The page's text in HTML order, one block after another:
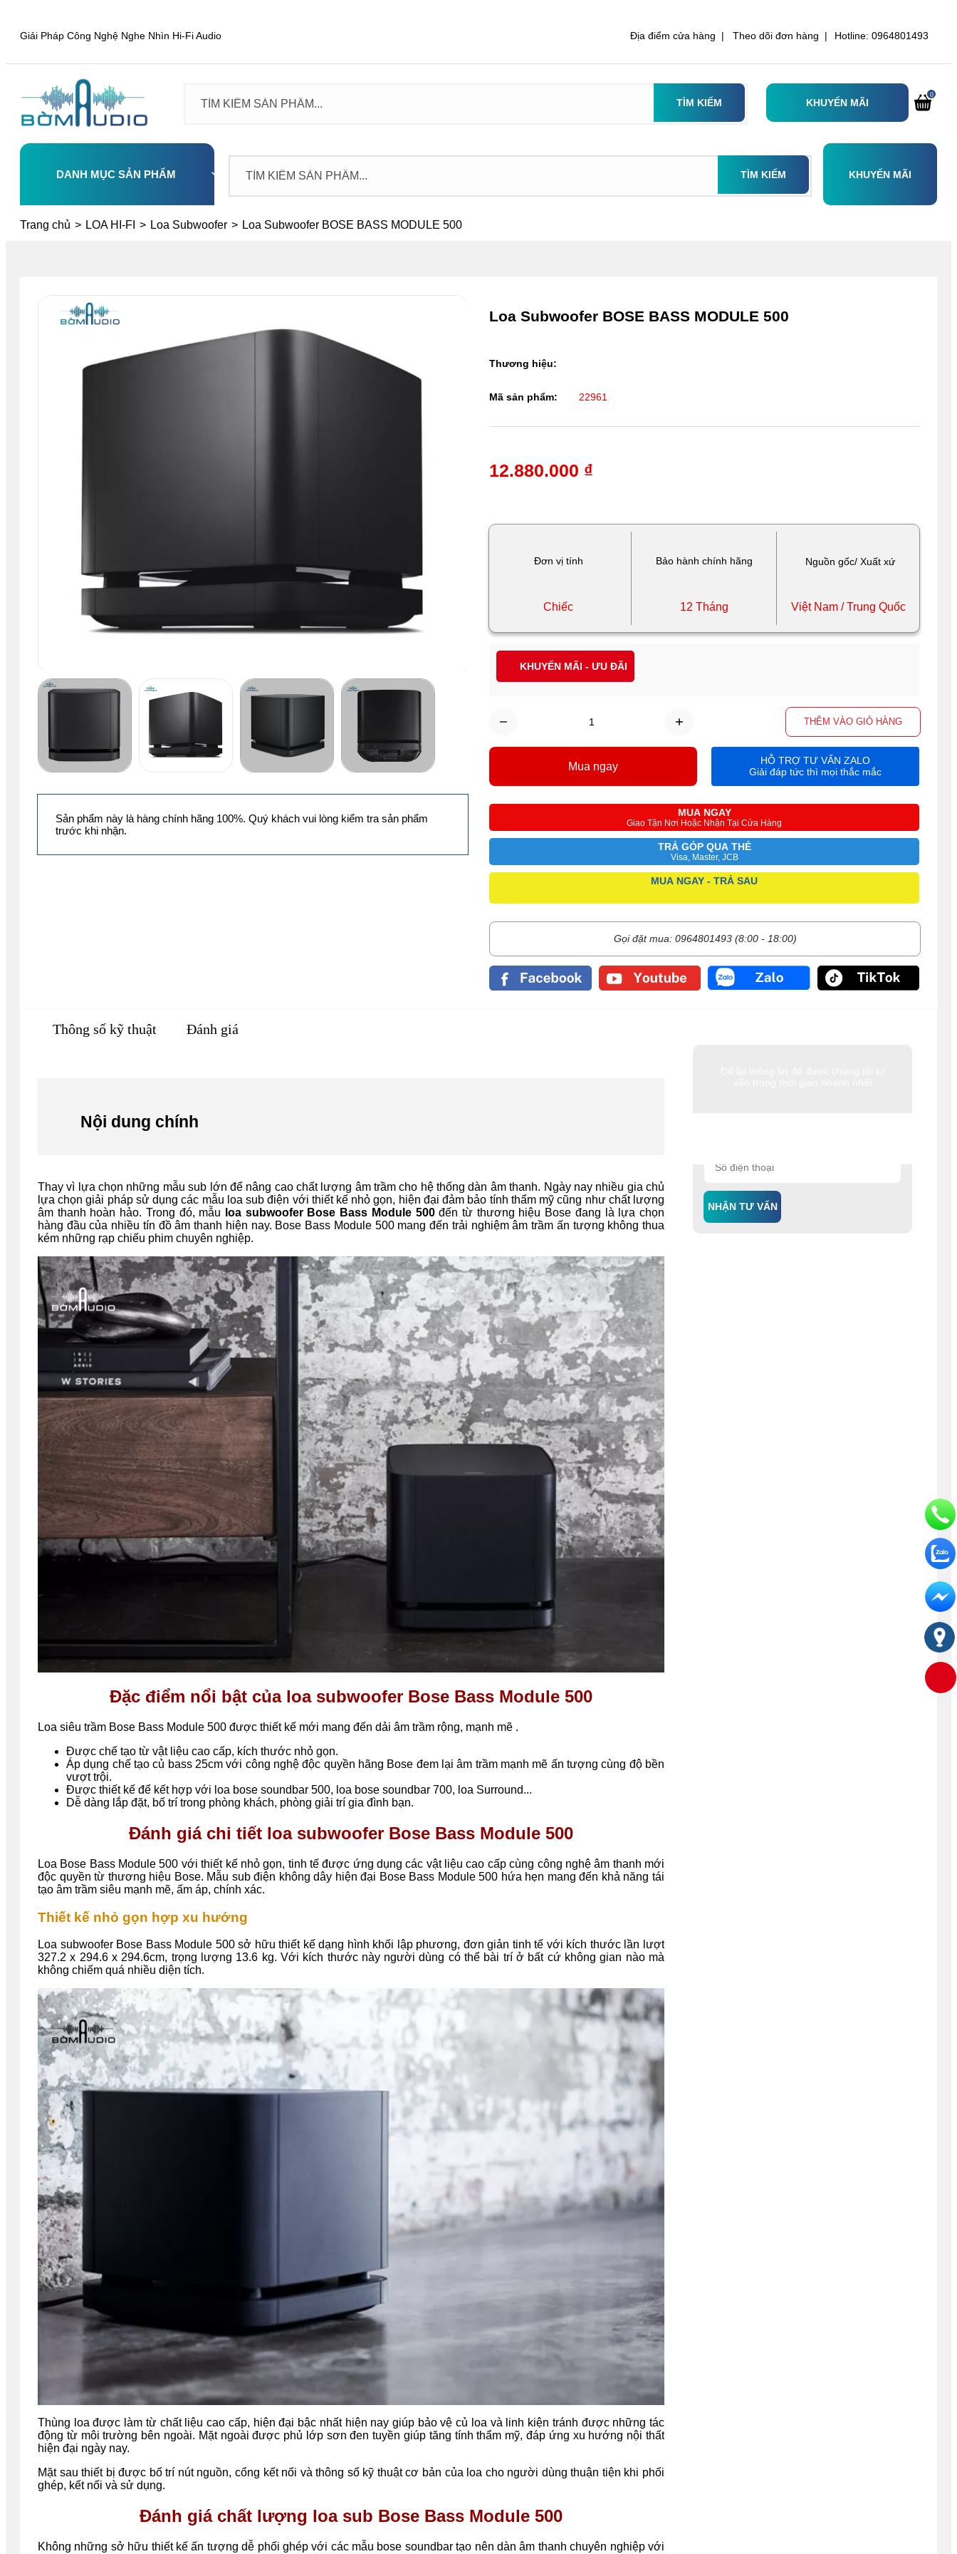
Giải Pháp Công Nghệ Nghe Nhìn Hi-Fi Audio Địa điểm cửa hàng | Theo dõi đơn hàng | Hotline: 0964801493
TÌM KIẾM KHUYẾN MÃI
0
DANH MỤC SẢN PHẨM
Select TÌM KIẾM KHUYẾN MÃI
Trang chủ > LOA HI-FI > Loa Subwoofer > Loa Subwoofer BOSE BASS MODULE 500
Đơn vị tính Bảo hành chính hãng Nguồn gốc/ Xuất xứ
Chiếc 12 Tháng Việt Nam / Trung Quốc
Loa Subwoofer BOSE BASS MODULE 500
THÊM VÀO GIỎ HÀNG
MUA NGAY
Giao Tận Nơi Hoặc Nhận Tại Cửa Hàng
TRẢ GÓP QUA THẺ
Visa, Master, JCB
MUA NGAY - TRẢ SAU
Gọi đặt mua: 0964801493 (8:00 - 18:00)
12.880.000 ₫
Thương hiệu:
Mã sản phẩm: 22961
Mua ngay
HỖ TRỢ TƯ VẤN ZALO
Giải đáp tức thì mọi thắc mắc
KHUYẾN MÃI - ƯU ĐÃI
Sản phẩm này là hàng chính hãng 100%. Quý khách vui lòng kiểm tra sản phẩm
trước khi nhận.
NHẬN TƯ VẤN
Thông số kỹ thuật Đánh giá
Nội dung chính
Thay vì lựa chọn những mẫu sub lớn để nâng cao chất lượng âm trầm cho hệ thống dàn âm thanh. Ngày nay nhiều gia chủ
lựa chọn giải pháp sử dụng các mẫu loa sub điện với thiết kế nhỏ gọn, hiện đại đảm bảo tính thẩm mỹ cũng như chất lượng
âm thanh hoàn hảo. Trong đó, mẫu
loa subwoofer Bose Bass Module 500đến từ thương hiệu Bose đang là lựa chọn
hàng đầu của nhiều tín đồ âm thanh hiện nay. Bose Bass Module 500 mang đến trải nghiệm âm trầm ấn tượng không thua
kém những rạp chiếu phim chuyên nghiệp.
Đặc điểm nổi bật của loa subwoofer Bose Bass Module 500
Loa siêu trầm Bose Bass Module 500 được thiết kế mới mang đến dải âm trầm rộng, mạnh mẽ .
Được chế tạo từ vật liệu cao cấp, kích thước nhỏ gọn.
Áp dụng chế tạo củ bass 25cm với công nghệ độc quyền hãng Bose đem lại âm trầm mạnh mẽ ấn tượng cùng độ bền
vượt trội.
Được thiết kế để kết hợp với loa bose soundbar 500, loa bose soundbar 700, loa Surround...
Dễ dàng lắp đặt, bố trí trong phòng khách, phòng giải trí gia đình bạn.
Đánh giá chi tiết loa subwoofer Bose Bass Module 500
Loa Bose Bass Module 500 với thiết kế nhỏ gọn, tinh tế được ứng dụng các vật liệu cao cấp cùng công nghệ âm thanh mới
độc quyền từ thương hiệu Bose. Mẫu sub điện không dây hiện đại Bose Bass Module 500 hứa hẹn mang đến khả năng tái
tạo âm trầm siêu mạnh mẽ, ấm áp, chính xác.
Thiết kế nhỏ gọn hợp xu hướng
Loa subwoofer Bose Bass Module 500 sở hữu thiết kế dạng hình khối lập phương, đơn giản tinh tế với kích thước lần lượt
327.2 x 294.6 x 294.6cm, trọng lượng 13.6 kg. Với kích thước này người dùng có thể bài trí ở bất cứ không gian nào mà
không chiếm quá nhiều diện tích.
Thùng loa được làm từ chất liệu cao cấp, hiện đại bậc nhất hiện nay giúp bảo vệ củ loa và linh kiện tránh được những tác
động từ môi trường bên ngoài. Mặt ngoài được phủ lớp sơn đen tuyền giúp tăng tính thẩm mỹ, đáp ứng xu hướng nội thất
hiện đại ngày nay.
Mặt sau thiết bị được bố trí nút nguồn, cổng kết nối và thông số kỹ thuật cơ bản của loa cho người dùng thuận tiện khi phối
ghép, kết nối và sử dụng.
Đánh giá chất lượng loa sub Bose Bass Module 500
Không những sở hữu thiết kế ấn tượng dễ phối ghép với các mẫu bose soundbar tạo nên dàn âm thanh chuyên nghiệp với